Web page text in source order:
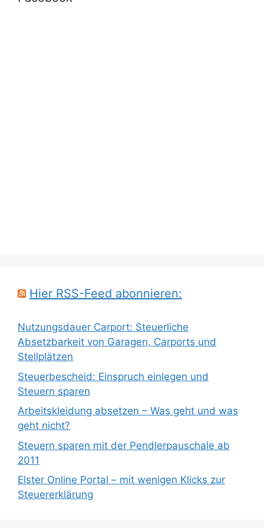
Hier RSS-Feed abonnieren:
Nutzungsdauer Carport: Steuerliche
Absetzbarkeit von Garagen, Carports und
Stellplätzen
Steuerbescheid: Einspruch einlegen und
Steuern sparen
Arbeitskleidung absetzen – Was geht und was
geht nicht?
Steuern sparen mit der Pendlerpauschale ab
2011
Elster Online Portal – mit wenigen Klicks zur
Steuererklärung